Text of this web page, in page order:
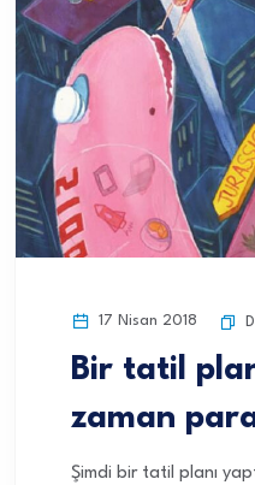
17 Nisan 2018
Bir tatil
zaman
Şimdi bir tatil planı